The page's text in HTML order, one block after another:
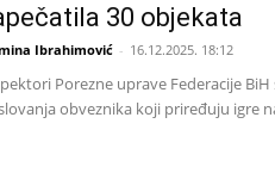
30 objekata
Ibrahimović - 16.12.2025. 18:12
Porezne uprave Federacije
obveznika koji priređuju igre